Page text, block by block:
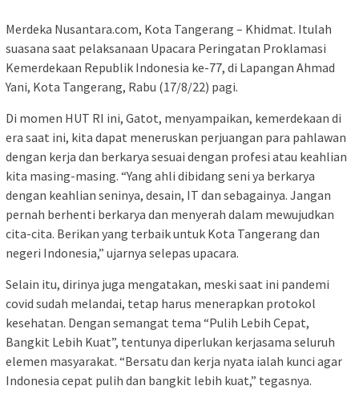
Merdeka Nusantara.com, Kota Tangerang – Khidmat. Itulah
suasana saat pelaksanaan Upacara Peringatan Proklamasi
Kemerdekaan Republik Indonesia ke-77, di Lapangan Ahmad
Yani, Kota Tangerang, Rabu (17/8/22) pagi.
Di momen HUT RI ini, Gatot, menyampaikan, kemerdekaan di
era saat ini, kita dapat meneruskan perjuangan para pahlawan
dengan kerja dan berkarya sesuai dengan profesi atau keahlian
kita masing-masing. “Yang ahli dibidang seni ya berkarya
dengan keahlian seninya, desain, IT dan sebagainya. Jangan
pernah berhenti berkarya dan menyerah dalam mewujudkan
cita-cita. Berikan yang terbaik untuk Kota Tangerang dan
negeri Indonesia,” ujarnya selepas upacara.
Selain itu, dirinya juga mengatakan, meski saat ini pandemi
covid sudah melandai, tetap harus menerapkan protokol
kesehatan. Dengan semangat tema “Pulih Lebih Cepat,
Bangkit Lebih Kuat”, tentunya diperlukan kerjasama seluruh
elemen masyarakat. “Bersatu dan kerja nyata ialah kunci agar
Indonesia cepat pulih dan bangkit lebih kuat,” tegasnya.